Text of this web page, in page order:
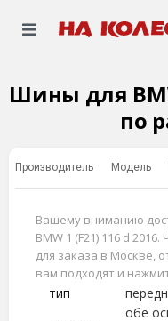
Шины для
по
Производитель Модель
Вашему вниманию
BMW 1 (F21) 116 d
для заказа в Москве,
вам подходят и
тип
обе